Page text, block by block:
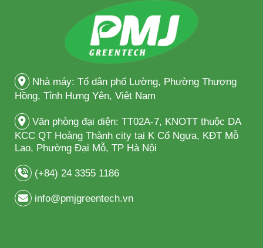
Nhà máy: Tổ dân phố Lường, Phường Thượng
Hồng, Tỉnh Hưng Yên, Việt Nam
Văn phòng đại diện: TT02A-7, KNOTT thuộc DA
KCC QT Hoàng Thành city tại K Cổ Ngựa, KĐT Mỗ
Lao, Phường Đại Mỗ, TP Hà Nội
(+84) 24 3355 1186
info@pmjgreentech.vn